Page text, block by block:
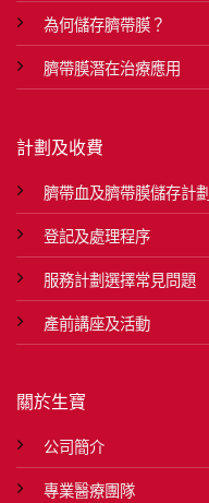
為何儲存臍帶膜？
臍帶膜潛在治療應用
計劃及收費
臍帶血及臍帶膜儲存計劃
登記及處理程序
服務計劃選擇常見問題
產前講座及活動
關於生寶
公司簡介
專業醫療團隊